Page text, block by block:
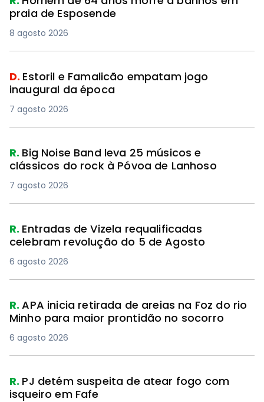
praia de Esposende
8 agosto 2026
D. Estoril e Famalicão empatam jogo
inaugural da época
7 agosto 2026
R. Big Noise Band leva 25 músicos e
clássicos do rock à Póvoa de Lanhoso
7 agosto 2026
R. Entradas de Vizela requalificadas
celebram revolução do 5 de Agosto
6 agosto 2026
R.APA inicia retirada de areias na Foz do rio
Minho para maior prontidão no socorro
6 agosto 2026
R. PJ detém suspeita de atear fogo com
isqueiro em Fafe